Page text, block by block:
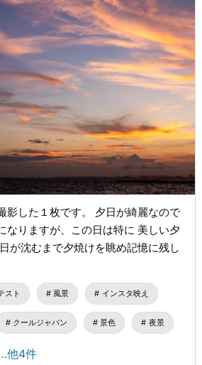
影した１枚です。 夕日が綺麗なので
なりますが、この日は特に 美しい夕
が沈むまで夕焼けを眺め記憶に残し
スト 風景 インスタ映え
クールジャパン 景色 夜景
他4件